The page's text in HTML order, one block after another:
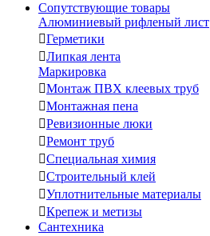
Сопутствующие товары
Алюминиевый рифленый лист
Герметики
Липкая лента
Маркировка
Монтаж ПВХ клеевых труб
Монтажная пена
Ревизионные люки
Ремонт труб
Специальная химия
Строительный клей
Уплотнительные материалы
Крепеж и метизы
Сантехника